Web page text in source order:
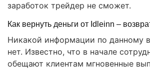
заработок трейдер не сможет.
Как вернуть деньги от Idleinn –
Никакой информации по данному
нет. Известно, что в начале
обещают клиентам мгновенные